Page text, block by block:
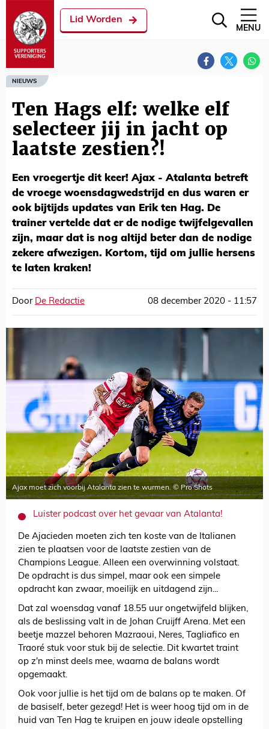
Lid Worden
MENU
NIEUWS
Ten Hags elf: welke elf
selecteer jij in jacht op
laatste zestien?!
Een vroegertje dit keer! Ajax - Atalanta betreft
de vroege woensdagwedstrijd en dus waren er
ook bijtijds updates van Erik ten Hag. De
trainer vertelde dat er de nodige twijfelgevallen
zijn, maar dat is nog altijd beter dan de nodige
zekere afwezigen. Kortom, tijd om jullie hersens
te laten kraken!
Door De Redactie 08 december 2020 - 11:57
Ajax moet zich voorbij Atalanta zien te wurmen. © Pro Shots
Luister podcast over het gevaar van Atalanta!
De Ajacieden moeten zich ten koste van de Italianen
zien te plaatsen voor de laatste zestien van de
Champions League. Alleen een overwinning volstaat.
De opdracht is dus simpel, maar ook een simpele
opdracht kan zwaar, moeilijk en uitdagend zijn...
Dat zal woensdag vanaf 18.55 uur ongetwijfeld blijken,
als de beslissing valt in de Johan Cruijff Arena. Met een
beetje mazzel behoren Mazraoui, Neres, Tagliafico en
Traoré stuk voor stuk bij de selectie. Dit kwartet traint
op z'n minst deels mee, waarna de balans wordt
opgemaakt.
Ook voor jullie is het tijd om de balans op te maken. Of
de basiself, beter gezegd! Het is weer hoog tijd om in de
huid van Ten Hag te kruipen en jouw ideale opstelling